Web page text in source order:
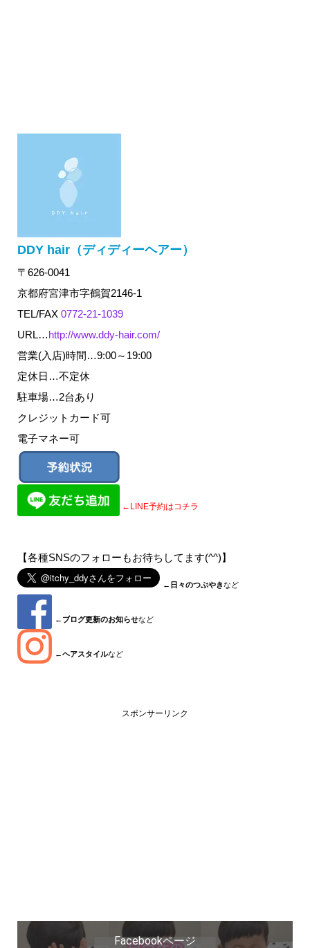
DDY hair（ディディーヘアー）
〒626-0041
京都府宮津市字鶴賀2146-1
TEL/FAX 0772-21-1039
URL…http://www.ddy-hair.com/
営業(入店)時間…9:00～19:00
定休日…不定休
駐車場…2台あり
クレジットカード可
電子マネー可
←LINE予約はコチラ
【各種SNSのフォローもお待ちしてます(^^)】
← 日々のつぶやきなど
← ブログ更新のお知らせなど
←ヘアスタイルなど
スポンサーリンク
Facebookページ